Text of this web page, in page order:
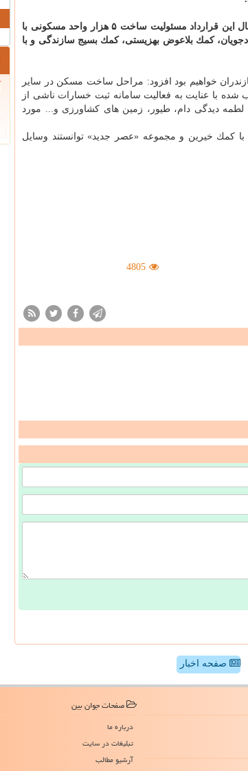
قبادی دانا با اشاره به قرارداد سازمان بهزیستی با بسیج سازندگی نیز توضیح داد: به دنبال این قرارداد مسئولیت ساخت ۵ هزار واحد مسكونی با
كمك بلاعوض بهزیستی، كمك بسیج سازندگی و با
خواهیم بود افزود: مراحل ساخت مسكن در سایر
اخیر حدود ۲۰۰۰ مسكن مددجویان تخریب شده با عنایت به فعالیت سامانه ثبت خسارات ناشی از
لطمه دیدگی دام، طیور، زمین های كشاورزی و... مورد
لطمه شده بود با كمك خیرین و مجموعه «عصر جدید» توانستند وسایل
4805
صفحه اخبار
صفحات جوان بین
درباره ما
تبلیغات در سایت
آرشیو مطالب